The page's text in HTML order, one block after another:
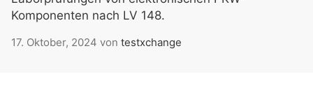
Komponenten nach LV 148.
17. Oktober, 2024 von testxchange